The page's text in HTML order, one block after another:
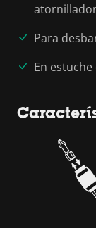
Para
En